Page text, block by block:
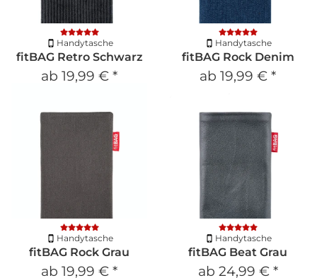
Handytasche
fitBAG Retro Schwarz
ab 19,99 € *
Handytasche
fitBAG Rock Denim
ab 19,99 € *
Handytasche
fitBAG Rock Grau
ab 19,99 € *
Handytasche
fitBAG Beat Grau
ab 24,99 € *